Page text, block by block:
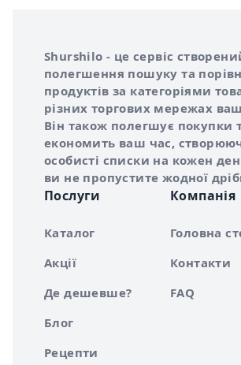
Про сервіс Shurshilo
Shurshilo - це сервіс
полегшення пошуку та
продуктів за категоріями
різних торгових мережах
Він також полегшує покупки
економить ваш час,
особисті списки на кожен
ви не пропустите жодної
Послуги
Каталог
Акції
Де дешевше?
Блог
Рецепти
Компанія
Головна
Контакти
FAQ